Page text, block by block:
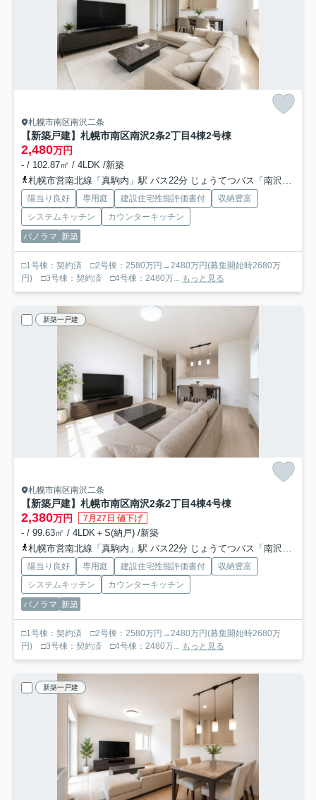
札幌市南区南沢二条
【新築戸建】札幌市南区南沢2条2丁目4棟2号棟
2,480万円
- / 102.87㎡ / 4LDK /新築
札幌市営南北線「真駒内」駅 バス22分 じょうてつバス「南沢１条３丁目」 停歩9分
陽当り良好 専用庭 建設住宅性能評価書付
収納豊富
システムキッチン
カウンターキッチン
パノラマ 新築
□1号棟：契約済 □2号棟：2580万円→2480万円(募集開始時2680万
円) □3号棟：契約済 □4号棟：2480万... もっと見る
新築一戸建
札幌市南区南沢二条
【新築戸建】札幌市南区南沢2条2丁目4棟4号棟
2,380万円 7月27日 値下げ
- / 99.63㎡ / 4LDK＋S(納戸) /新築
札幌市営南北線「真駒内」駅 バス22分 じょうてつバス「南沢１条３丁目」 停歩9分
陽当り良好 専用庭 建設住宅性能評価書付
収納豊富
システムキッチン
カウンターキッチン
パノラマ 新築
□1号棟：契約済 □2号棟：2580万円→2480万円(募集開始時2680万
円) □3号棟：契約済 □4号棟：2480万... もっと見る
新築一戸建